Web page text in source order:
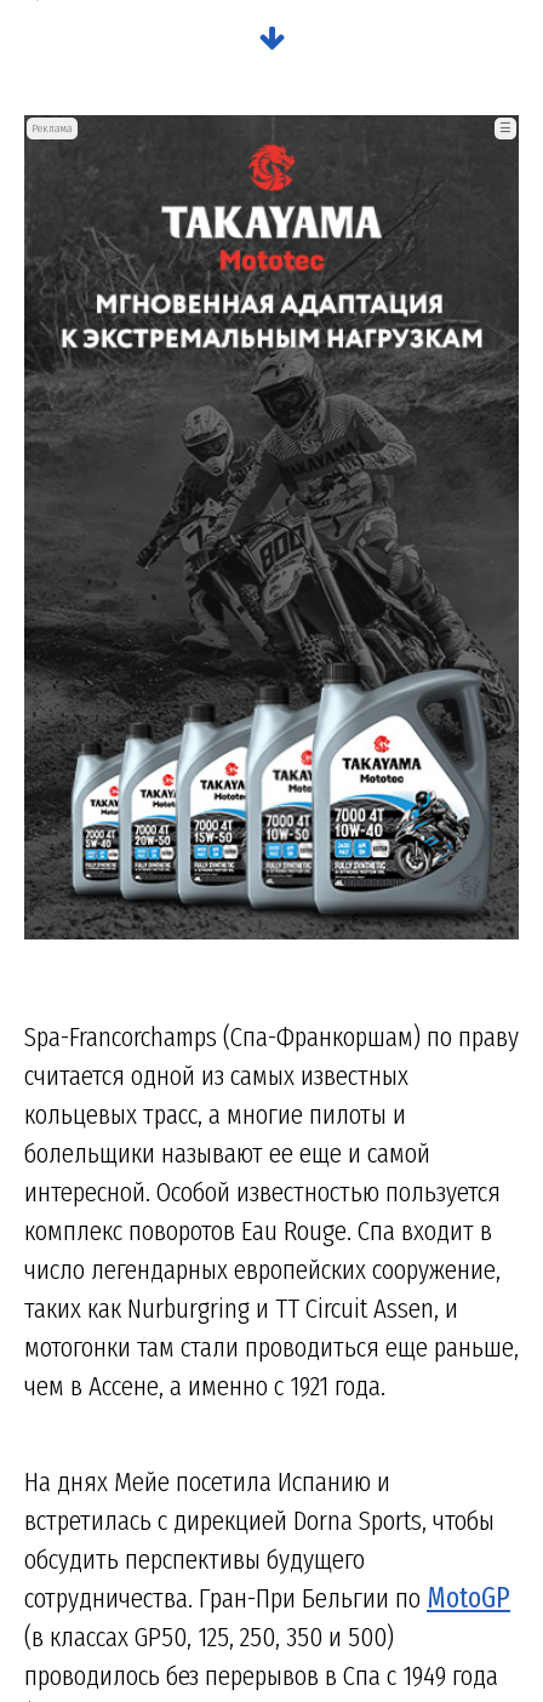
Реклама ☰
Spa-Francorchamps (Спа-Франкоршам) по праву
считается одной из самых известных
кольцевых трасс, а многие пилоты и
болельщики называют ее еще и самой
интересной. Особой известностью пользуется
комплекс поворотов Eau Rouge. Спа входит в
число легендарных европейских сооружение,
таких как Nurburgring и TT Circuit Assen, и
мотогонки там стали проводиться еще раньше,
чем в Ассене, а именно с 1921 года.
На днях Мейе посетила Испанию и
встретилась с дирекцией Dorna Sports, чтобы
обсудить перспективы будущего
сотрудничества. Гран-При Бельгии по MotoGP
(в классах GP50, 125, 250, 350 и 500)
проводилось без перерывов в Спа с 1949 года